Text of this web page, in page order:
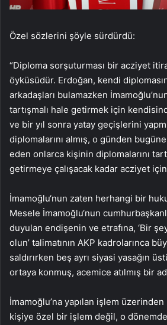
Özel sözlerini şöyle sürdürdü:
“Diploma sorşuturması bir acziyet
öyküsüdür. Erdoğan, kendi
arkadaşları bulamazken
tartışmalı hale getirmek için
ve bir yıl sonra yatay geçişlerini
diplomalarını almış, o günden
eden onlarca kişinin diplomalarını
getirmeye çalışacak kadar acziyet
İmamoğlu‘nun zaten herhangi bir
Mesele İmamoğlu‘nun
duyulan endişenin ve etrafına, ‘Bir
olun’ talimatının AKP kadrolarınca
saldırırken beş ayrı siyasi yasağın
ortaya konmuş, acemice atılmış bir
İmamoğlu’na yapılan işlem
kişiye özel bir işlem değil, o